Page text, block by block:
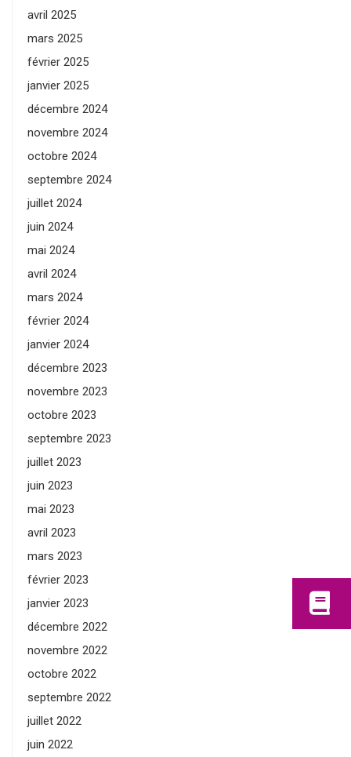
avril 2025
mars 2025
février 2025
janvier 2025
décembre 2024
novembre 2024
octobre 2024
septembre 2024
juillet 2024
juin 2024
mai 2024
avril 2024
mars 2024
février 2024
janvier 2024
décembre 2023
novembre 2023
octobre 2023
septembre 2023
juillet 2023
juin 2023
mai 2023
avril 2023
mars 2023
février 2023
janvier 2023
décembre 2022
novembre 2022
octobre 2022
septembre 2022
juillet 2022
juin 2022